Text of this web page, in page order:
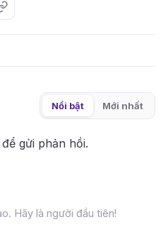
Nổi bật Mới nhất
để gửi phản hồi.
Hãy là người đầu tiên!